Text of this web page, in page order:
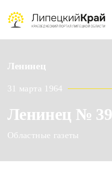
Skip to main content
Ленинец
31 марта 1964
Ленинец № 39
Областные газеты